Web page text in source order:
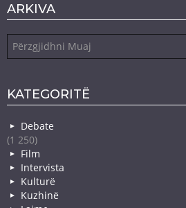
ARKIVA
KATEGORITË
Debate
(1 250)
Film
Intervista
Kulturë
Kuzhinë